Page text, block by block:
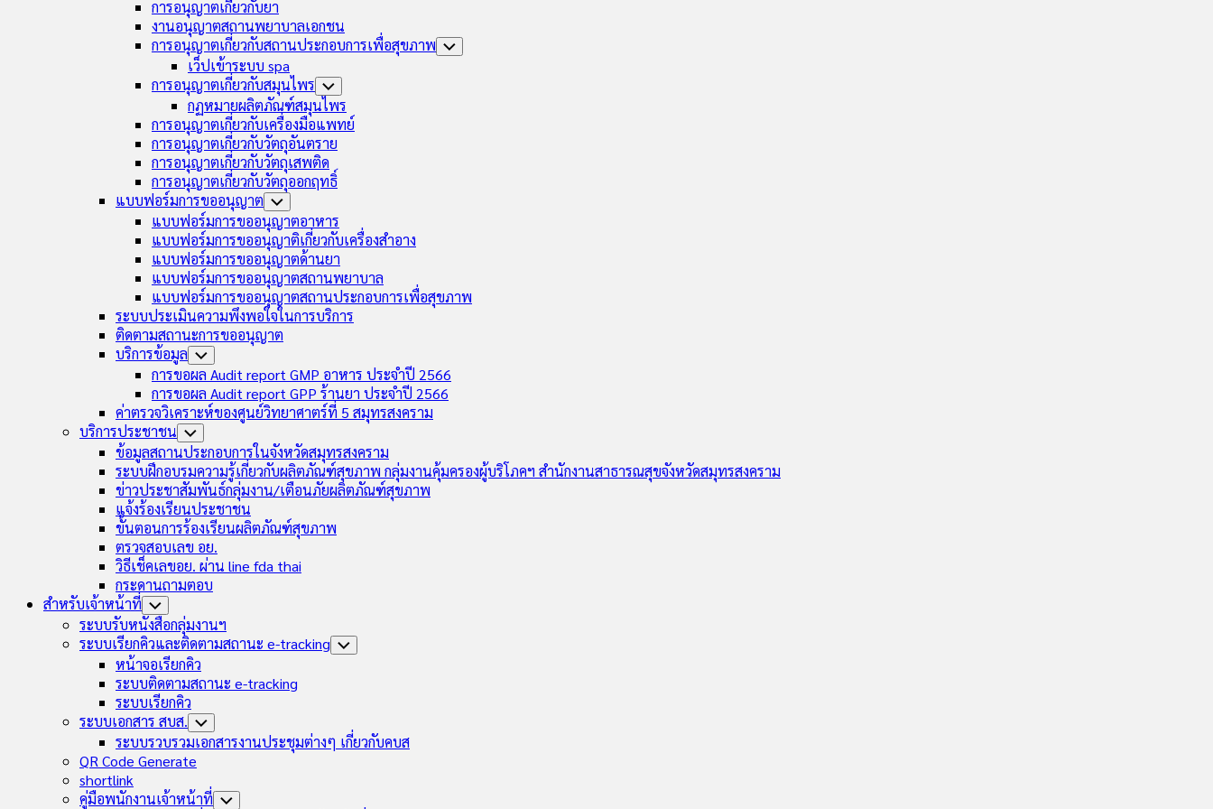
การอนุญาตเกี่ยวกับยา
งานอนุญาตสถานพยาบาลเอกชน
การอนุญาตเกี่ยวกับสถานประกอบการเพื่อสุขภาพ Toggle
เว็ปเข้าระบบ spa
การอนุญาตเกี่ยวกับสมุนไพร Toggle
Child
Menu
กฏหมายผลิตภัณฑ์สมุนไพร
การอนุญาตเกี่ยวกับเครื่องมือแพทย์
การอนุญาตเกี่ยวกับวัตถุอันตราย
การอนุญาตเกี่ยวกับวัตถุเสพติด
การอนุญาตเกี่ยวกับวัตถุออกฤทธิ์
แบบฟอร์มการขออนุญาต Toggle
Child
Menu
แบบฟอร์มการขออนุญาตอาหาร
แบบฟอร์มการขออนุญาติเกี่ยวกับเครื่องสำอาง
แบบฟอร์มการขออนุญาตด้านยา
แบบฟอร์มการขออนุญาตสถานพยาบาล
แบบฟอร์มการขออนุญาตสถานประกอบการเพื่อสุขภาพ
ระบบประเมินความพึงพอใจในการบริการ
ติดตามสถานะการขออนุญาต
บริการข้อมูล Toggle
Child
Menu
การขอผล Audit report GMP อาหาร ประจำปี 2566
การขอผล Audit report GPP ร้านยา ประจำปี 2566
ค่าตรวจวิเคราะห์ของศูนย์วิทยาศาตร์ที่ 5 สมุทรสงคราม
บริการประชาชน Toggle
Child
Menu
ข้อมูลสถานประกอบการในจังหวัดสมุทรสงคราม
ระบบฝึกอบรมความรู้เกี่ยวกับผลิตภัณฑ์สุขภาพ กลุ่มงานคุ้มครองผู้บริโภคฯ สำนักงานสาธารณสุขจังหวัดสมุทรสงคราม
ข่าวประชาสัมพันธ์กลุ่มงาน/เตือนภัยผลิตภัณฑ์สุขภาพ
แจ้งร้องเรียนประชาชน
ขั้นตอนการร้องเรียนผลิตภัณฑ์สุขภาพ
ตรวจสอบเลข อย.
วิธีเช็คเลขอย. ผ่าน line fda thai
กระดานถามตอบ
สำหรับเจ้าหน้าที่ Toggle
Child
Menu
ระบบรับหนังสือกลุ่มงานฯ
ระบบเรียกคิวและติดตามสถานะ e-tracking Toggle
หน้าจอเรียกคิว
ระบบติดตามสถานะ e-tracking
ระบบเรียกคิว
ระบบเอกสาร สบส. Toggle
Child
Menu
ระบบรวบรวมเอกสารงานประชุมต่างๆ เกี่ยวกับคบส
QR Code Generate
shortlink
คู่มือพนักงานเจ้าหน้าที่ Toggle